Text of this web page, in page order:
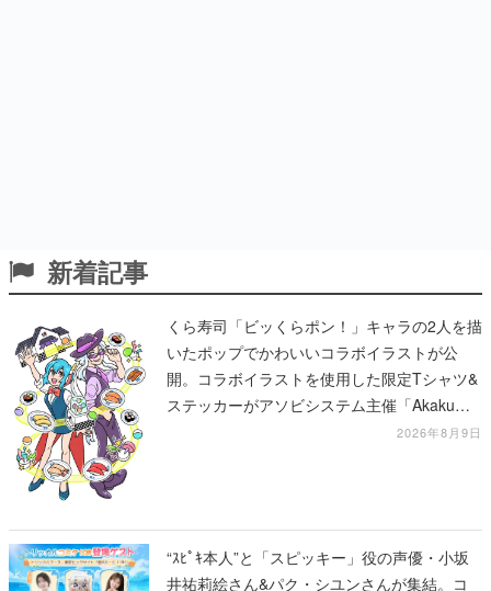
新着記事
くら寿司「ビッくらポン！」キャラの2人を描
いたポップでかわいいコラボイラストが公
開。コラボイラストを使用した限定Tシャツ&
ステッカーがアソビシステム主催「Akaku
2026年8月9日
“ｽﾋﾟｷ本人”と「スピッキー」役の声優・小坂
井祐莉絵さん&パク・シユンさんが集結。コ